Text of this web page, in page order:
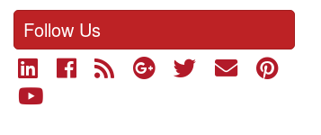
Follow Us